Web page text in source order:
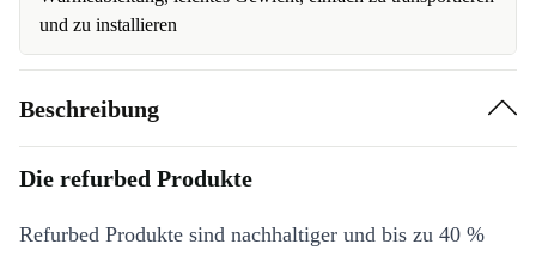
und zu installieren
Beschreibung
Die refurbed Produkte
Refurbed Produkte sind nachhaltiger und bis zu 40 %